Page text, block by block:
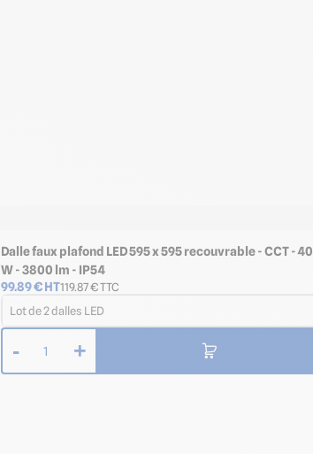
Dalle faux plafond LED 595 x 595 recouvrable - CCT - 40
W - 3800 lm - IP54
99.89€ HT119.87€ TTC
Lot de 2 dalles LED
- 1 +